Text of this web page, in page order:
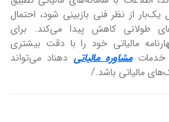
یک‌بار از نظر فنی بازبینی شود، احتمال
طولانی کاهش پیدا می‌کند. برای
مالیاتی خود را با دقت بیشتری
خدماتمشاوره مالیاتی دهناد می‌تواند
مالیاتی باشد./